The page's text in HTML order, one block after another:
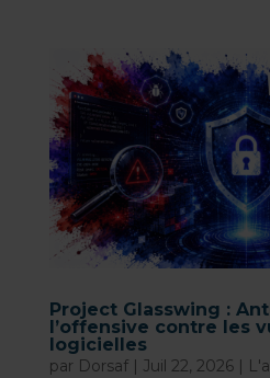
Project Glasswing :
l’offensive contre les
logicielles
par Dorsaf| Juil 22, 2026|